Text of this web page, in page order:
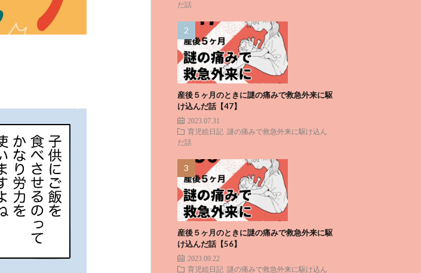
だ話
産後５ヶ月のときに謎の痛みで救急外来に駆
け込んだ話【47】
2023.07.31
育児絵日記 謎の痛みで救急外来に駆け込ん
だ話
産後５ヶ月のときに謎の痛みで救急外来に駆
け込んだ話【56】
2023.09.22
育児絵日記 謎の痛みで救急外来に駆け込ん